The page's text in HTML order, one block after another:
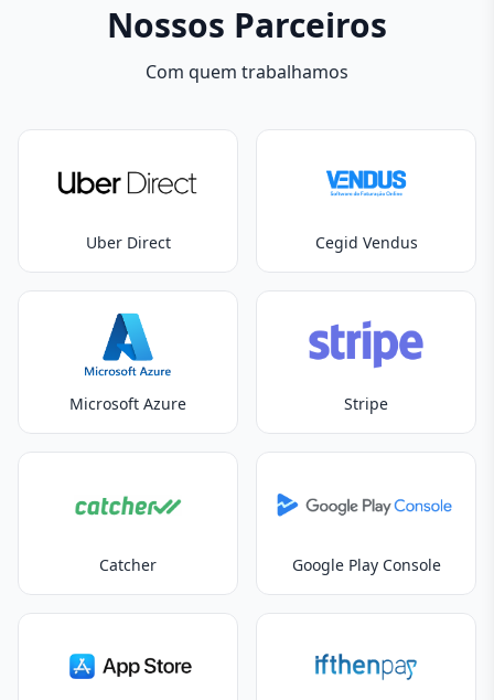
Nossos Parceiros
Com quem trabalhamos
Uber Direct Cegid Vendus
Microsoft Azure Stripe
Catcher Google Play Console